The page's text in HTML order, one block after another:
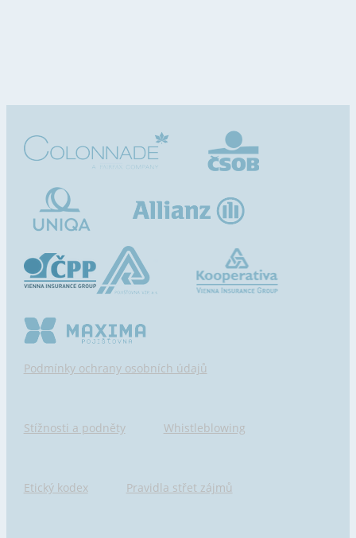
Podmínky ochrany osobních údajů
Stížnosti a podněty Whistleblowing
Etický kodex Pravidla střet zájmů